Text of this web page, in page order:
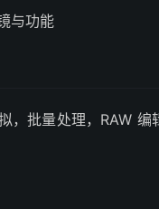
与功能
批量处理，RAW 编